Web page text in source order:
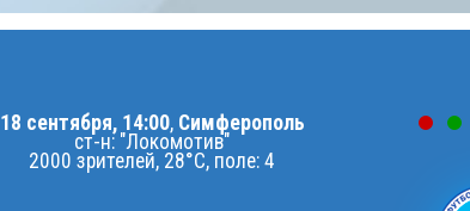
18 сентября, 14:00, Симферополь
ст-н: "Локомотив"
2000 зрителей, 28°C, поле: 4